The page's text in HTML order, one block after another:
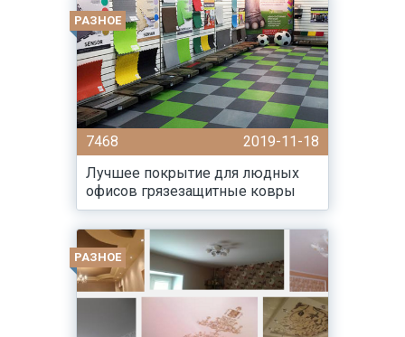
РАЗНОЕ
7468
2019-11-18
Лучшее покрытие для людных
офисов грязезащитные ковры
РАЗНОЕ